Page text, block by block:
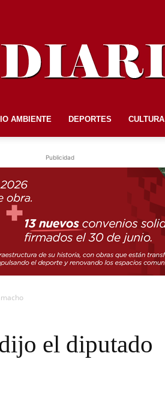
DIARIO
AMBIENTE DEPORTES CULTURA
Publicidad
el diputado